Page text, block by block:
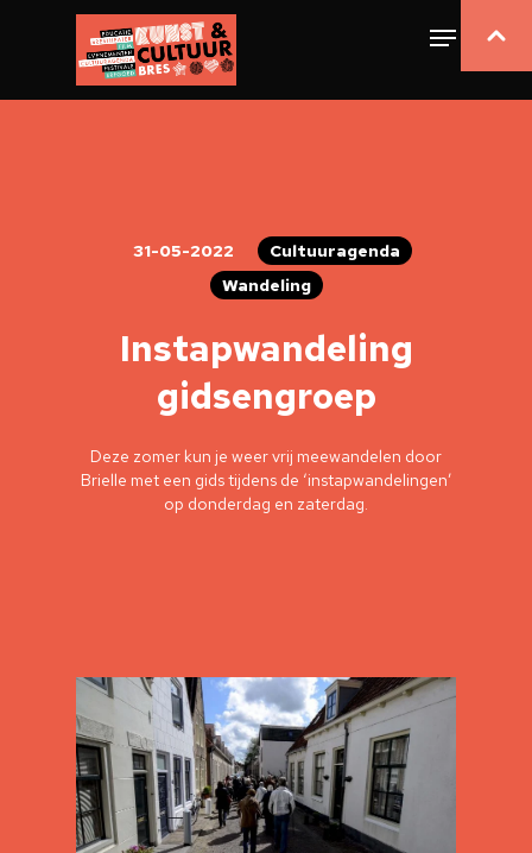
31-05-2022
Cultuuragenda
Wandeling
Instapwandeling
gidsengroep
Deze zomer kun je weer vrij meewandelen door
Brielle met een gids tijdens de ‘instapwandelingen’
op donderdag en zaterdag.